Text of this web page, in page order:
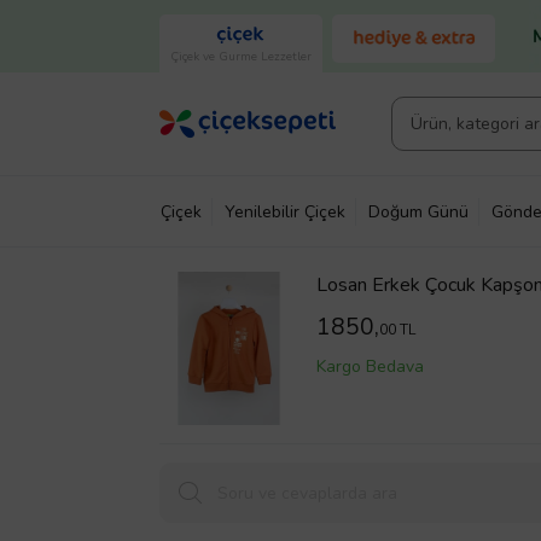
Çiçek ve Gurme Lezzetler
Çiçek Yenilebilir Çiçek Doğum Günü
Losan Erkek Çocuk
1850,00 TL
Kargo Bedava